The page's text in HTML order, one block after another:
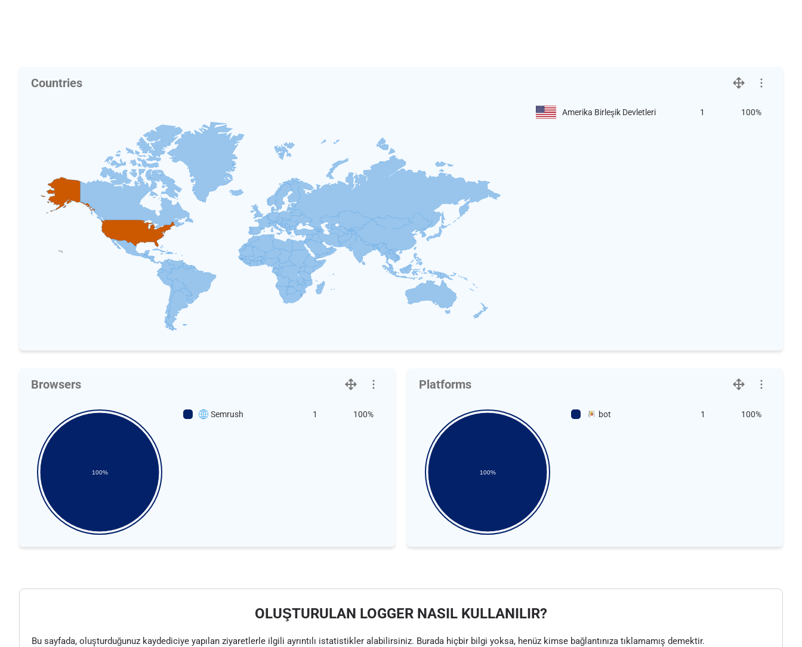
Countries
Amerika Birleşik Devletleri 1 100%
Browsers
100%
Semrush 1 100%
Platforms
100%
bot 1 100%
OLUŞTURULAN LOGGER NASIL KULLANILIR?
Bu sayfada, oluşturduğunuz kaydediciye yapılan ziyaretlerle ilgili ayrıntılı istatistikler alabilirsiniz. Burada hiçbir bilgi yoksa, henüz kimse bağlantınıza tıklamamış demektir.